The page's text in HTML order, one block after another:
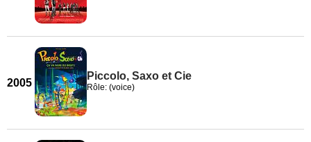
2005
Piccolo, Saxo et Cie
Rôle: (voice)